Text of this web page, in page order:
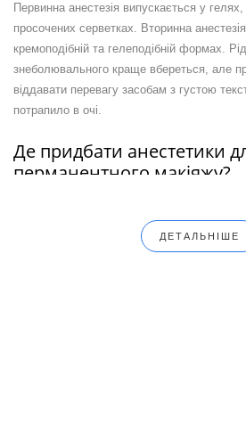
Первинна анестезія випускається у
просочених серветках. Вторинна
кремоподібній та гелеподібній формах.
знеболювального краще вбереться, але
віддавати перевагу засобам з густою
потрапило в очі.
Де придбати анестетики
перманентного макіяжу?
сертифікатами. Швидка доставка по
ДЕТАЛЬНІШЕ